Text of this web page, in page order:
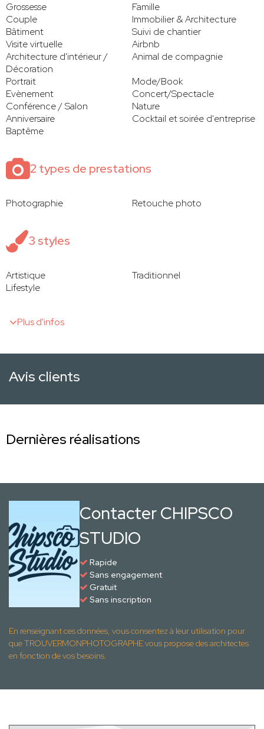
Grossesse
Famille
Couple
Immobilier & Architecture
Bâtiment
Suivi de chantier
Visite virtuelle
Airbnb
Architecture d'intérieur /
Décoration
Animal de compagnie
Portrait
Mode/Book
Evènement
Concert/Spectacle
Conférence / Salon
Nature
Anniversaire
Cocktail et soirée d'entreprise
Baptême
2 types de prestations
Photographie Retouche photo
3 styles
Artistique
Traditionnel
Lifestyle
Plus d'infos
Avis clients
Dernières réalisations
Contacter CHIPSCO
STUDIO
Rapide
Sans engagement
Gratuit
Sans inscription
En renseignant ces données, vous consentez à leur utilisation pour
que TROUVERMONPHOTOGRAPHE vous propose des architectes
en fonction de vos besoins.